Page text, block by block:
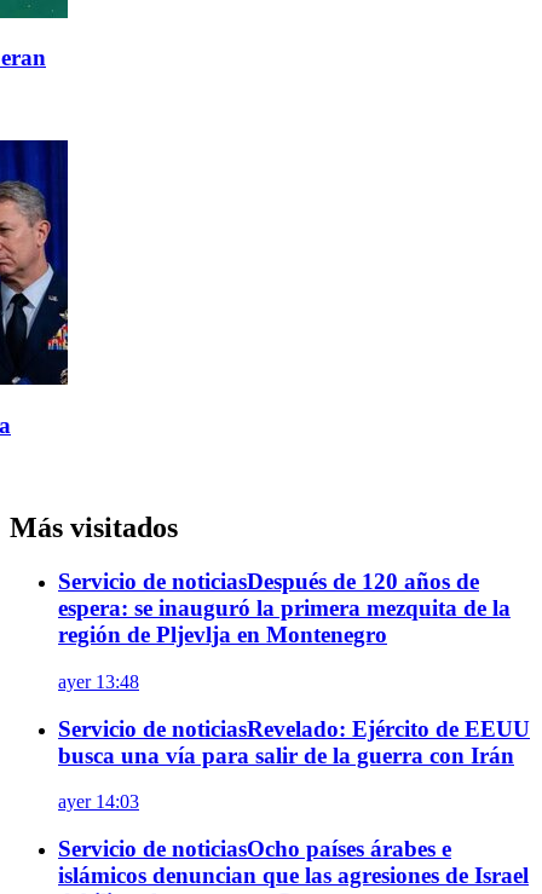
Más visitados
Servicio de noticiasDespués de 120 años de
espera: se inauguró la primera mezquita de la
región de Pljevlja en Montenegro
ayer 13:48
Servicio de noticiasRevelado: Ejército de EEUU
busca una vía para salir de la guerra con Irán
ayer 14:03
Servicio de noticiasOcho países árabes e
islámicos denuncian que las agresiones de Israel